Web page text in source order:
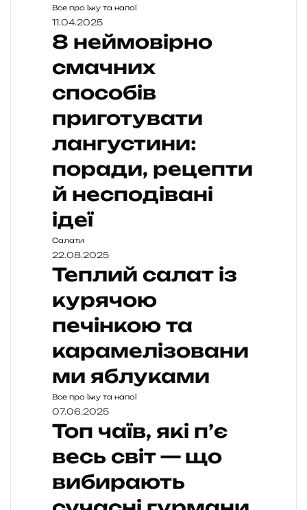
Все про їжу та напої
11.04.2025
8 неймовірно
смачних
способів
приготувати
лангустини:
поради, рецепти
й несподівані
ідеї
Салати
22.08.2025
Теплий салат із
курячою
печінкою та
карамелізовани
ми яблуками
Все про їжу та напої
07.06.2025
Топ чаїв, які п’є
весь світ — що
вибирають